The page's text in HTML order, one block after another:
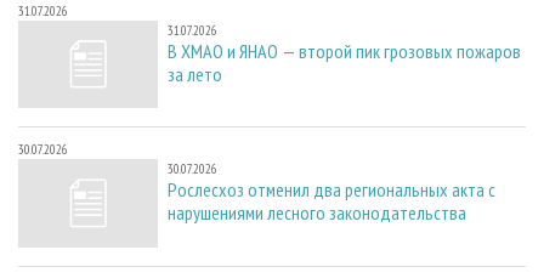
31.07.2026
31.07.2026
В ХМАО и ЯНАО — второй пик грозовых пожаров
за лето
30.07.2026
30.07.2026
Рослесхоз отменил два региональных акта с
нарушениями лесного законодательства